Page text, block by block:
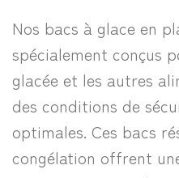
Nos bacs à glace en
spécialement conçus
glacée et les autres
des conditions de
optimales. Ces bacs
congélation offrent